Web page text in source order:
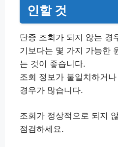
인할 것
단증 조회가 되지 않는 경
기보다는 몇 가지 가능한
는 것이 좋습니다.
조회 정보가 불일치하거
경우가 많습니다.
조회가 정상적으로 되지
점검하세요.